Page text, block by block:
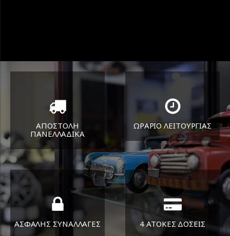
ΑΠΟΣΤΟΛΗ
ΠΑΝΕΛΛΑΔΙΚA
Όπου και αν είστε θα σας
στείλουμε τα ελαστικά σας
ΩΡΑΡΙΟ ΛΕΙΤΟΥΡΓΙΑΣ
ΔΕΥ-ΠΑΡ 8:30-17:30
ΣΑΒ 8:30-13:30
ΑΣΦΑΛΗΣ ΣΥΝΑΛΛΑΓΕΣ 4 ΑΤΟΚΕΣ ΔΟΣΕΙΣ